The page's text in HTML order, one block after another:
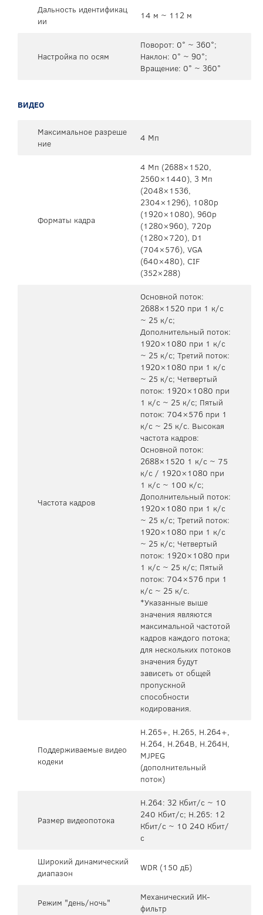
Дальность идентификац
ии
14 м ~ 112 м
Настройка по осям
Поворот: 0° ~ 360°;
Наклон: 0° ~ 90°;
Вращение: 0° ~ 360°
ВИДЕО
Максимальное разреше
ние
4 Мп
Форматы кадра
4 Mп (2688×1520,
2560×1440), 3 Mп
(2048×1536,
2304×1296), 1080p
(1920×1080), 960p
(1280×960), 720p
(1280×720), D1
(704×576), VGA
(640×480), CIF
(352×288)
Частота кадров
Основной поток:
2688×1520 при 1 к/с
~ 25 к/с;
Дополнительный поток:
1920×1080 при 1 к/с
~ 25 к/с; Третий поток:
1920×1080 при 1 к/с
~ 25 к/с; Четвертый
поток: 1920×1080 при
1 к/с ~ 25 к/с; Пятый
поток: 704×576 при 1
к/с ~ 25 к/с. Высокая
частота кадров:
Основной поток:
2688×1520 1 к/с ~ 75
к/с / 1920×1080 при
1 к/с ~ 100 к/с;
Дополнительный поток:
1920×1080 при 1 к/с
~ 25 к/с; Третий поток:
1920×1080 при 1 к/с
~ 25 к/с; Четвертый
поток: 1920×1080 при
1 к/с ~ 25 к/с; Пятый
поток: 704×576 при 1
к/с ~ 25 к/с.
*Указанные выше
значения являются
максимальной частотой
кадров каждого потока;
для нескольких потоков
значения будут
зависеть от общей
пропускной
способности
кодирования.
Поддерживаемые видео
кодеки
H.265+, H.265, H.264+,
H.264, H.264B, H.264H,
MJPEG
(дополнительный
поток)
Размер видеопотока
H.264: 32 Кбит/с ~ 10
240 Кбит/с; H.265: 12
Кбит/с ~ 10 240 Кбит/
с
Широкий динамический
диапазон
WDR (150 дБ)
Режим "день/ночь"
Механический ИК-
фильтр